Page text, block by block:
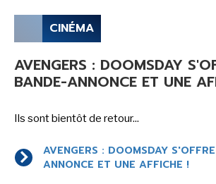
CINÉMA
AVENGERS : DOOMSDAY
BANDE-ANNONCE ET UNE
Ils sont bientôt de retour...
AVENGERS : DOOMSDAY
ANNONCE ET UNE AFFICHE !